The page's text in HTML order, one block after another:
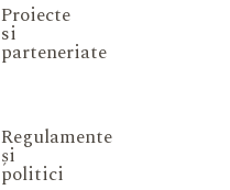
Proiecte
si
parteneriate
Regulamente
și
politici